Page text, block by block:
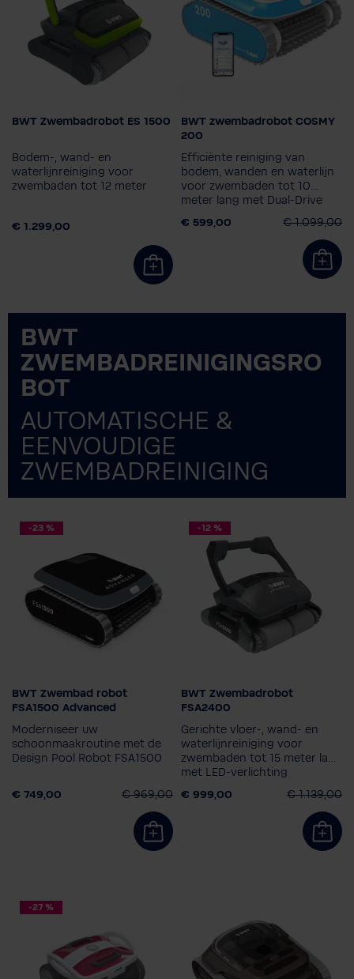
Model
ES1500
ES Echo
BWT Zwembadrobot ES 1500
Bodem-, wand- en
waterlijnreiniging voor
zwembaden tot 12 meter
€ 1.299,00
Zwembad robot model
COSMY 200
BWT zwembadrobot COSMY
200
Efficiënte reiniging van
bodem, wanden en waterlijn
voor zwembaden tot 10
meter lang met Dual-Drive
€ 599,00 € 1.099,00
BWT
ZWEMBADREINIGINGSRO
BOT
AUTOMATISCHE &
EENVOUDIGE
ZWEMBADREINIGING
-23 %
Zwembad robot model
FSA1500
Kleurwisselset
BWT Zwembad robot
FSA1500 Advanced
Moderniseer uw
schoonmaakroutine met de
Design Pool Robot FSA1500
€ 749,00 € 969,00
-12 %
BWT Zwembadrobot
FSA2400
Gerichte vloer-, wand- en
waterlijnreiniging voor
zwembaden tot 15 meter lang
met LED-verlichting
€ 999,00
€ 1.139,00
-27 %